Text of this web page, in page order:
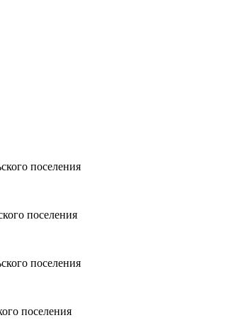
поселения
поселения
поселения
поселения